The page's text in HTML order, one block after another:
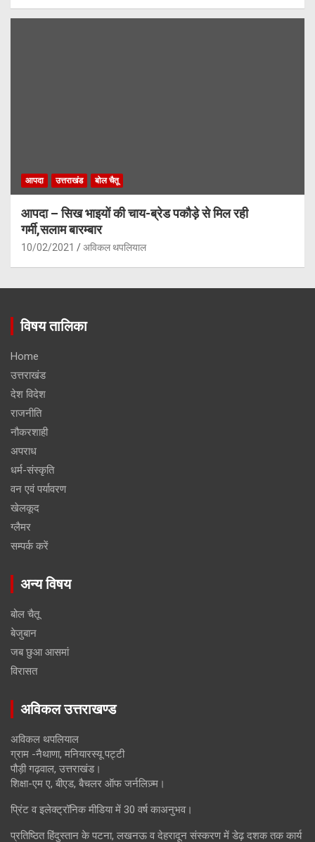
आपदा उत्तराखंड बोल चैतू
आपदा – सिख भाइयों की चाय-ब्रेड पकौड़े से मिल रही
गर्मी,सलाम बारम्बार
10/02/2021 अविकल थपलियाल
विषय तालिका
Home
उत्तराखंड
देश विदेश
राजनीति
नौकरशाही
अपराध
धर्म-संस्कृति
वन एवं पर्यावरण
खेलकूद
ग्लैमर
सम्पर्क करें
अन्य विषय
बोल चैतू
बेजुबान
जब छुआ आसमां
विरासत
अविकल उत्तराखण्ड
अविकल थपलियाल
ग्राम -नैथाणा, मनियारस्यू पट्टी
पौड़ी गढ़वाल, उत्तराखंड।
शिक्षा-एम ए, बीएड, बैचलर ऑफ जर्नलिज़्म।
प्रिंट व इलेक्ट्रॉनिक मीडिया में 30 वर्ष काअनुभव।
प्रतिष्ठित हिंदुस्तान के पटना, लखनऊ व देहरादून संस्करण में डेढ़ दशक तक कार्य